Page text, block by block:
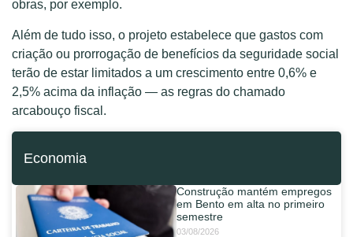
obras, por exemplo.
Além de tudo isso, o projeto estabelece que gastos com
criação ou prorrogação de benefícios da seguridade social
terão de estar limitados a um crescimento entre 0,6% e
2,5% acima da inflação — as regras do chamado
arcabouço fiscal.
Economia
Construção mantém empregos
em Bento em alta no primeiro
semestre
03/08/2026